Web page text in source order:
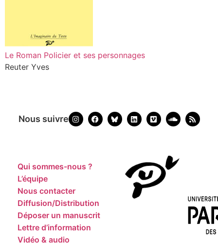
Le Roman Policier et ses personnages
Reuter Yves
Nous suivre
Qui sommes-nous ?
L’équipe
Nous contacter
Diffusion/Distribution
Déposer un manuscrit
Lettre d’information
Vidéo & audio